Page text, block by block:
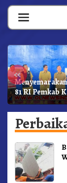
Skip
content
«
81 RI Pemkab
Pertandingan